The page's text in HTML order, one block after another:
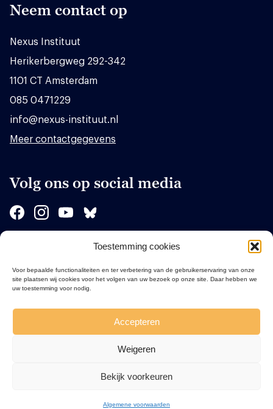
Toestemming cookies
Voor bepaalde functionaliteiten en ter verbetering van de gebruikerservaring van onze
site plaatsen wij cookies voor het volgen van uw bezoek op onze site. Daar hebben we
uw toestemming voor nodig.
Accepteren
Weigeren
Bekijk voorkeuren
Algemene voorwaarden
Neem contact op
Nexus Instituut
Herikerbergweg 292-342
1101 CT Amsterdam
085 0471229
info@nexus-instituut.nl
Meer contactgegevens
Volg ons op social media